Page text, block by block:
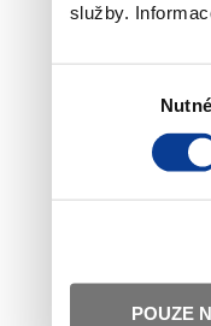
služby.
Nutné
POUZE